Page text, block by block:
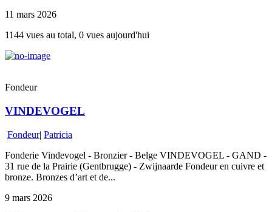
11 mars 2026
1144 vues au total, 0 vues aujourd'hui
Fondeur
VINDEVOGEL
Fondeur| Patricia
Fonderie Vindevogel - Bronzier - Belge VINDEVOGEL - GAND -
31 rue de la Prairie (Gentbrugge) - Zwijnaarde Fondeur en cuivre et
bronze. Bronzes d’art et de...
9 mars 2026